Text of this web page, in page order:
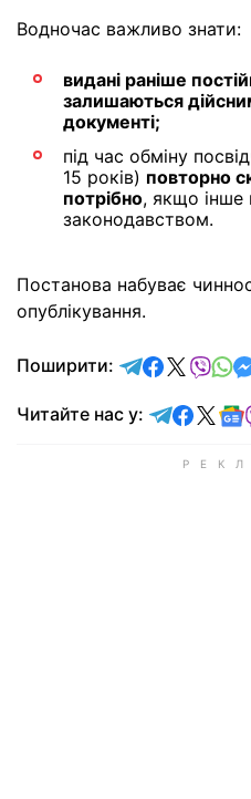
Водночас важливо знати:
видані раніше
залишаються
документі;
під час обміну
15 років) повторно
потрібно, якщо інше
законодавством.
Постанова набуває
опублікування.
Поширити: відправити
Читайте нас у: Читайте